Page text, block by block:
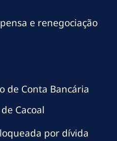
e renegociação
de Conta Bancária
Cacoal
por dívida